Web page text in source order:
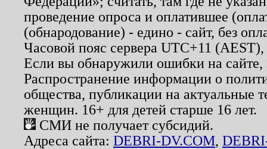
проведение опроса и оплатившее
(обнародование) - едино - сайт, без
Часовой пояс сервера UTC+11
Если вы обнаружили ошибки на
Распространение информации о
общества, публикации на актуальные
женщин. 16+ для детей старше 16 лет.
СМИ не получает субсидий.
Адреса сайта: DEBRI-DV.COM,